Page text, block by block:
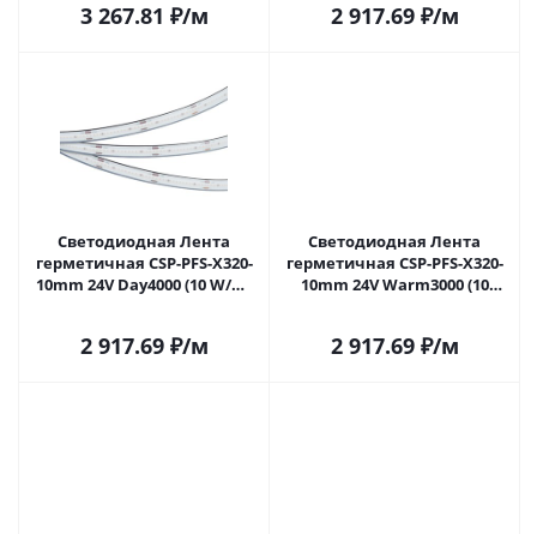
3 267.81 ₽/м 2 917.69₽/м
Светодиодная Лента
герметичная CSP-PFS-X320-
10mm 24V Day4000 (10 W/m,
2 917.69₽/м
Светодиодная Лента
герметичная CSP-PFS-X320-
10mm 24V Warm3000 (10
2 917.69₽/м